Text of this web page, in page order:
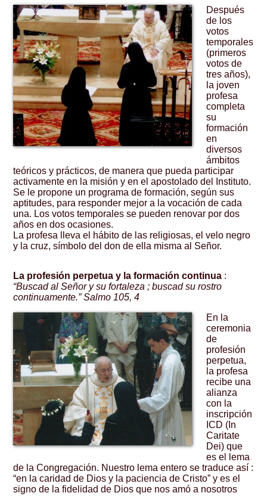
Después
de los
votos
temporales
(primeros
votos de
tres años),
la joven
profesa
completa
su
formación
en
diversos
ámbitos
teóricos y prácticos, de manera que pueda participar
activamente en la misión y en el apostolado del Instituto.
Se le propone un programa de formación, según sus
aptitudes, para responder mejor a la vocación de cada
una. Los votos temporales se pueden renovar por dos
años en dos ocasiones.
La profesa lleva el hábito de las religiosas, el velo negro
y la cruz, símbolo del don de ella misma al Señor.
La profesión perpetua y la formación continua :
“Buscad al Señor y su fortaleza ; buscad su rostro
continuamente.” Salmo 105, 4
En la
ceremonia
de
profesión
perpetua,
la profesa
recibe una
alianza
con la
inscripción
ICD (In
Caritate
Dei) que
es el lema
de la Congregación. Nuestro lema entero se traduce así :
“en la caridad de Dios y la paciencia de Cristo” y es el
signo de la fidelidad de Dios que nos amó a nosotros